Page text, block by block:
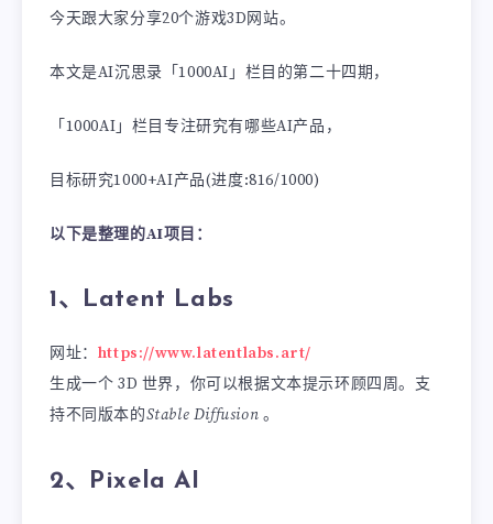
今天跟大家分享20个游戏3D网站。
本文是AI沉思录「1000AI」栏目的第二十四期，
「1000AI」栏目专注研究有哪些AI产品，
目标研究1000+AI产品(进度:816/1000)
以下是整理的AI项目：
1、Latent Labs
网址： https://www.latentlabs.art/
生成一个 3D 世界，你可以根据文本提示环顾四周。支
持不同版本的Stable Diffusion 。
2、Pixela AI